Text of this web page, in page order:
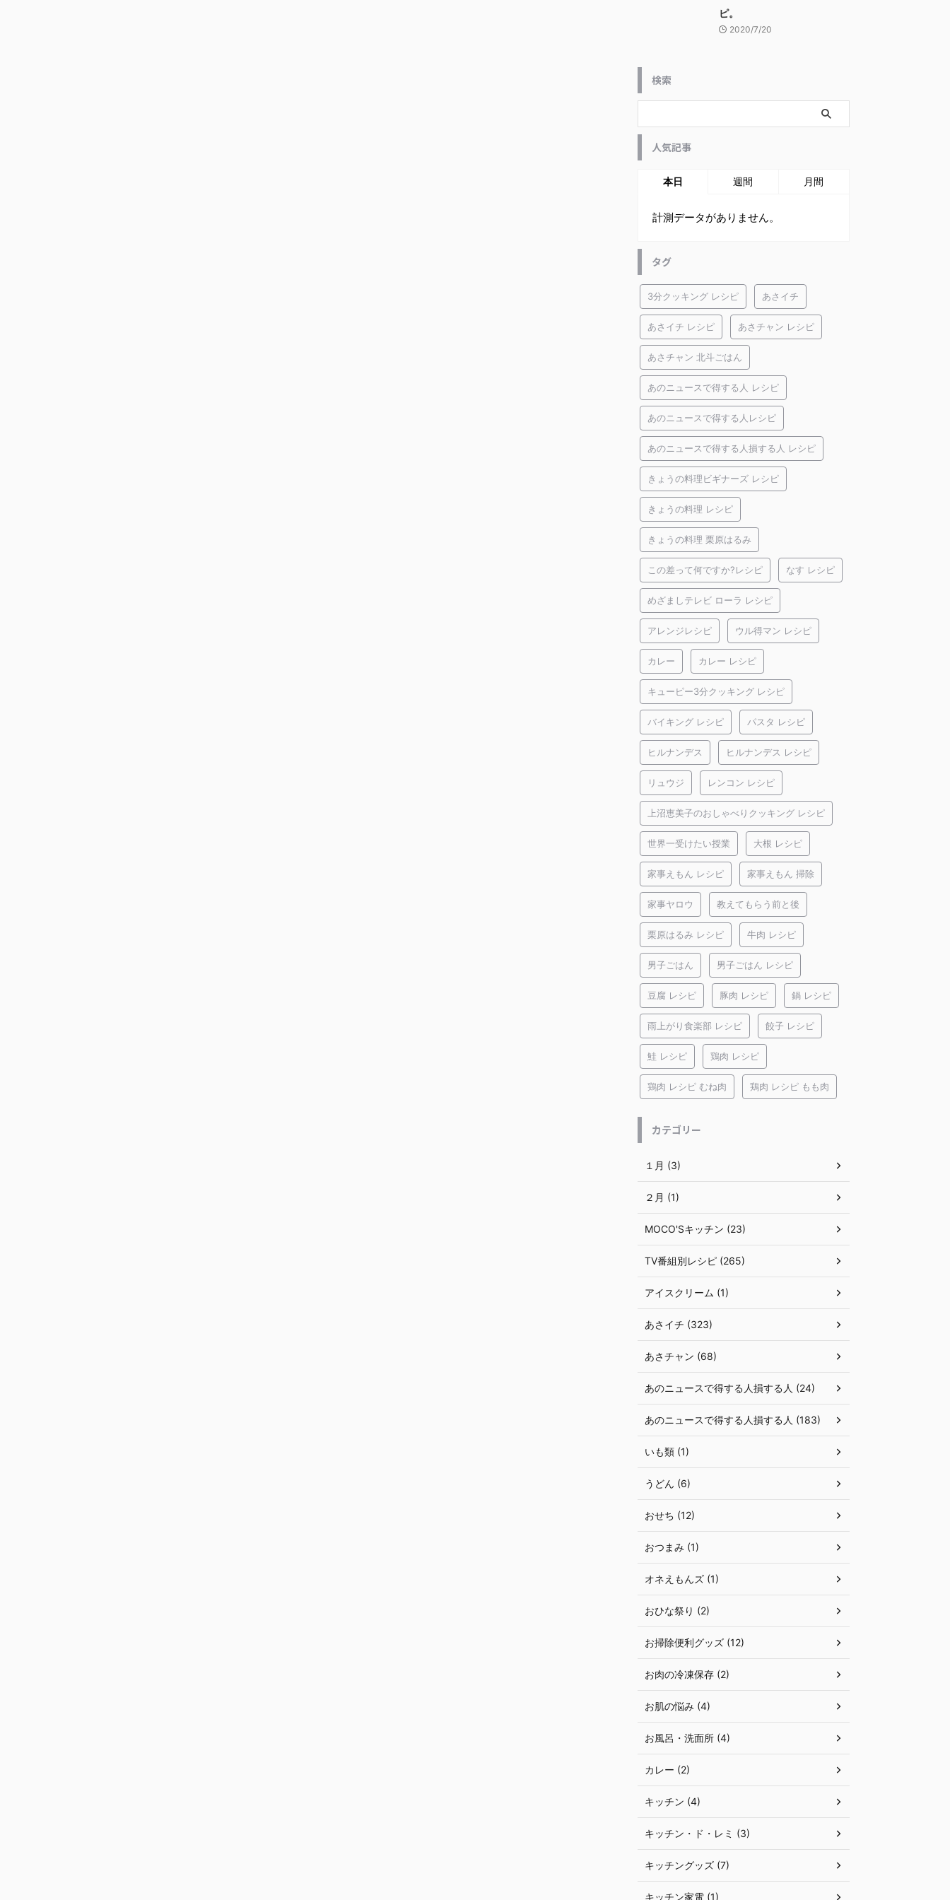
ピ。
2020/7/20
検索
人気記事
本日 週間 月間
計測データがありません。
タグ
3分クッキング レシピ あさイチ
あさイチ レシピ あさチャン レシピ
あさチャン 北斗ごはん
あのニュースで得する人 レシピ
あのニュースで得する人レシピ
あのニュースで得する人損する人 レシピ
きょうの料理ビギナーズ レシピ
きょうの料理 レシピ
きょうの料理 栗原はるみ
この差って何ですか?レシピ なす レシピ
めざましテレビ ローラ レシピ
アレンジレシピ ウル得マン レシピ
カレー カレー レシピ
キューピー3分クッキング レシピ
バイキング レシピ パスタ レシピ
ヒルナンデス ヒルナンデス レシピ
リュウジ レンコン レシピ
上沼恵美子のおしゃべりクッキング レシピ
世界一受けたい授業 大根 レシピ
家事えもん レシピ 家事えもん 掃除
家事ヤロウ 教えてもらう前と後
栗原はるみ レシピ 牛肉 レシピ
男子ごはん 男子ごはん レシピ
豆腐 レシピ 豚肉 レシピ 鍋 レシピ
雨上がり食楽部 レシピ 餃子 レシピ
鮭 レシピ 鶏肉 レシピ
鶏肉 レシピ むね肉 鶏肉 レシピ もも肉
カテゴリー
１月 (3)
２月 (1)
MOCO'Sキッチン (23)
TV番組別レシピ (265)
アイスクリーム (1)
あさイチ (323)
あさチャン (68)
あのニュースで得する人損する人 (24)
あのニュースで得する人損する人 (183)
いも類 (1)
うどん (6)
おせち (12)
おつまみ (1)
オネえもんズ (1)
おひな祭り (2)
お掃除便利グッズ (12)
お肉の冷凍保存 (2)
お肌の悩み (4)
お風呂・洗面所 (4)
カレー (2)
キッチン (4)
キッチン・ド・レミ (3)
キッチングッズ (7)
キッチン家電 (1)